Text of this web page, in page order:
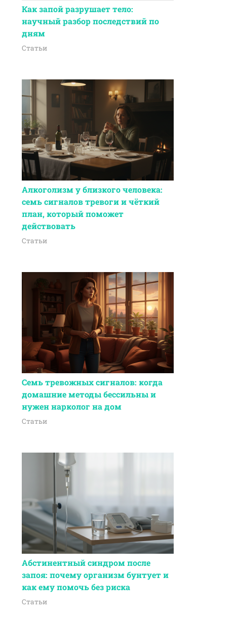
Как запой разрушает тело:
научный разбор последствий по
дням
Статьи
Алкоголизм у близкого человека:
семь сигналов тревоги и чёткий
план, который поможет
действовать
Статьи
Семь тревожных сигналов: когда
домашние методы бессильны и
нужен нарколог на дом
Статьи
Абстинентный синдром после
запоя: почему организм бунтует и
как ему помочь без риска
Статьи